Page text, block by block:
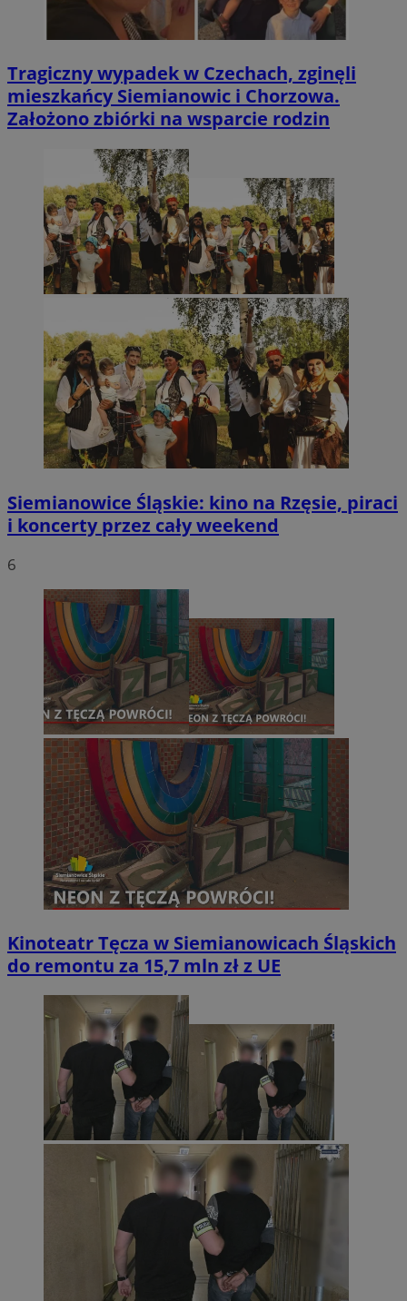
Tragiczny wypadek w Czechach, zginęli
mieszkańcy Siemianowic i Chorzowa.
Założono zbiórki na wsparcie rodzin
Siemianowice Śląskie: kino na Rzęsie, piraci
i koncerty przez cały weekend
6
Kinoteatr Tęcza w Siemianowicach Śląskich
do remontu za 15,7 mln zł z UE